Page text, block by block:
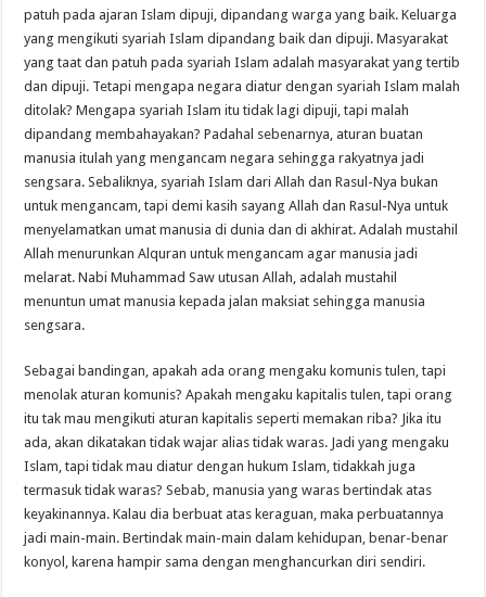
patuh pada ajaran Islam dipuji, dipandang warga yang baik. Keluarga
yang mengikuti syariah Islam dipandang baik dan dipuji. Masyarakat
yang taat dan patuh pada syariah Islam adalah masyarakat yang tertib
dan dipuji. Tetapi mengapa negara diatur dengan syariah Islam malah
ditolak? Mengapa syariah Islam itu tidak lagi dipuji, tapi malah
dipandang membahayakan? Padahal sebenarnya, aturan buatan
manusia itulah yang mengancam negara sehingga rakyatnya jadi
sengsara. Sebaliknya, syariah Islam dari Allah dan Rasul-Nya bukan
untuk mengancam, tapi demi kasih sayang Allah dan Rasul-Nya untuk
menyelamatkan umat manusia di dunia dan di akhirat. Adalah mustahil
Allah menurunkan Alquran untuk mengancam agar manusia jadi
melarat. Nabi Muhammad Saw utusan Allah, adalah mustahil
menuntun umat manusia kepada jalan maksiat sehingga manusia
sengsara.
Sebagai bandingan, apakah ada orang mengaku komunis tulen, tapi
menolak aturan komunis? Apakah mengaku kapitalis tulen, tapi orang
itu tak mau mengikuti aturan kapitalis seperti memakan riba? Jika itu
ada, akan dikatakan tidak wajar alias tidak waras. Jadi yang mengaku
Islam, tapi tidak mau diatur dengan hukum Islam, tidakkah juga
termasuk tidak waras? Sebab, manusia yang waras bertindak atas
keyakinannya. Kalau dia berbuat atas keraguan, maka perbuatannya
jadi main-main. Bertindak main-main dalam kehidupan, benar-benar
konyol, karena hampir sama dengan menghancurkan diri sendiri.